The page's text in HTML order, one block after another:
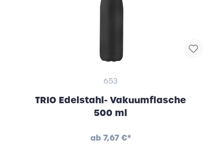
653
TRIO Edelstahl- Vakuumflasche
500 ml
ab7,67 €*